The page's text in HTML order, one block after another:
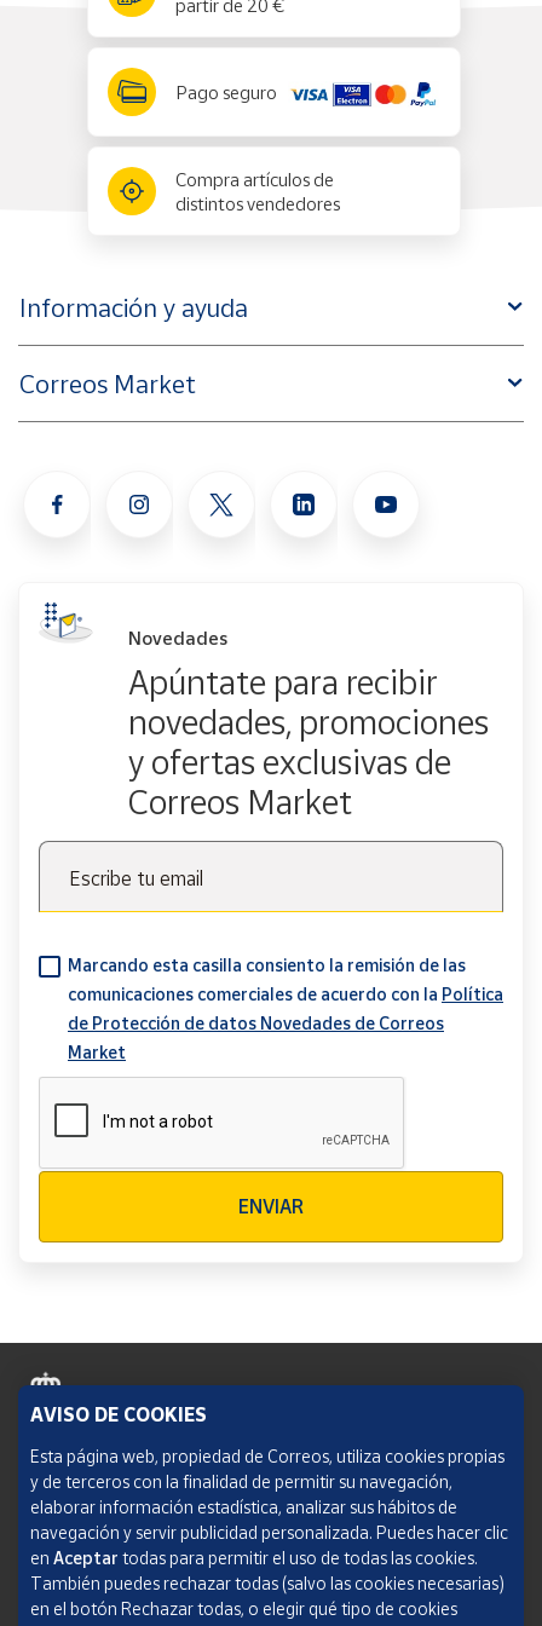
partir de 20 €
Pago seguro
Compra artículos de
distintos vendedores
Información y ayuda
Correos Market
Novedades
Apúntate para recibir
novedades, promociones
y ofertas exclusivas de
Correos Market
Escribe tu email
Marcando esta casilla consiento la remisión de las
comunicaciones comerciales de acuerdo con la Política
de Protección de datos Novedades de Correos
Market
ENVIAR
Política de cookies
Aviso legal
Condiciones del servicio
Política de Privacidad Web
AVISO DE COOKIES
Esta página web, propiedad de Correos, utiliza cookies propias
y de terceros con la finalidad de permitir su navegación,
elaborar información estadística, analizar sus hábitos de
navegación y servir publicidad personalizada. Puedes hacer clic
en Aceptar todas para permitir el uso de todas las cookies.
También puedes rechazar todas (salvo las cookies necesarias)
en el botón Rechazar todas, o elegir qué tipo de cookies